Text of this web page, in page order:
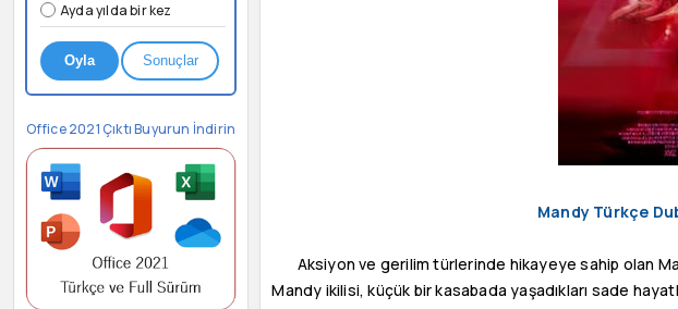
Ayda yılda bir kez
Oyla Sonuçlar
Office 2021 Çıktı Buyurun İndirin
Mandy Türkçe
Aksiyon ve gerilim türlerinde hikayeye sahip olan
Mandy ikilisi, küçük bir kasabada yaşadıkları sade